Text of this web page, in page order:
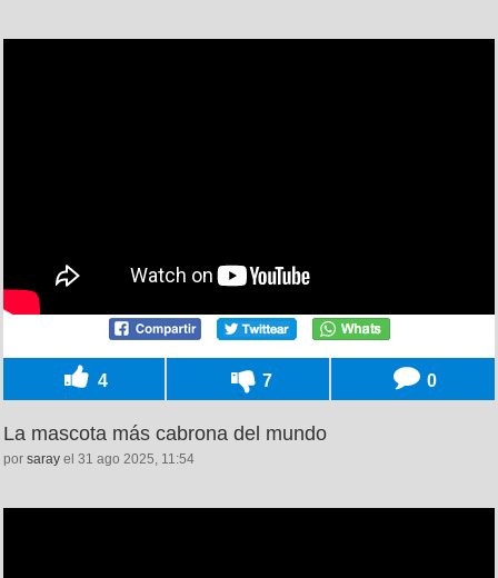
4 7 0
La mascota más cabrona del mundo
por saray el 31 ago 2025, 11:54